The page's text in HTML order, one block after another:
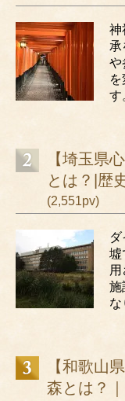
神
承
や
す
【埼玉県
とは？|歴
(2,551pv)
墟
施
な
【和歌山
森とは？